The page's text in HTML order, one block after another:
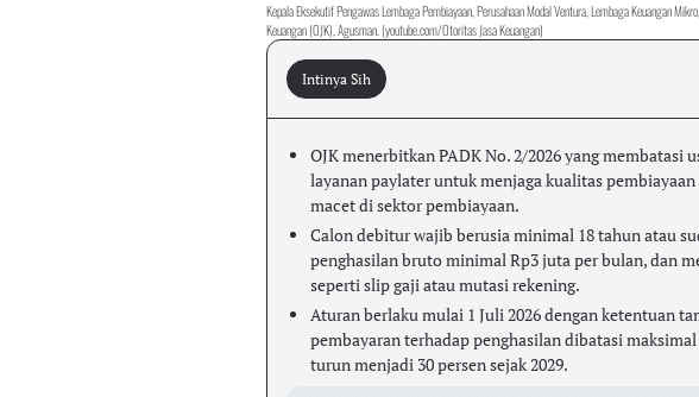
Kepala Eksekutif Pengawas Lembaga Pembiayaan, Perusahaan Modal Ventura, Lembaga Keuangan
Keuangan (OJK), Agusman. (youtube.com/Otoritas Jasa Keuangan)
Intinya Sih
OJK menerbitkan PADK No. 2/2026 yang membatasi
layanan paylater untuk menjaga kualitas
macet di sektor pembiayaan.
Calon debitur wajib berusia minimal 18 tahun atau
penghasilan bruto minimal Rp3 juta per bulan, dan
seperti slip gaji atau mutasi rekening.
Aturan berlaku mulai 1 Juli 2026 dengan ketentuan
pembayaran terhadap penghasilan dibatasi maksimal
turun menjadi 30 persen sejak 2029.